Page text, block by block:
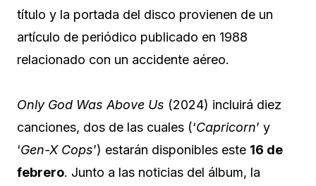
título y la portada del disco provienen de un
artículo de periódico publicado en 1988
relacionado con un accidente aéreo.
Only God Was Above Us (2024) incluirá diez
canciones, dos de las cuales (‘Capricorn’ y
‘Gen-X Cops’) estarán disponibles este 16 de
febrero. Junto a las noticias del álbum, la